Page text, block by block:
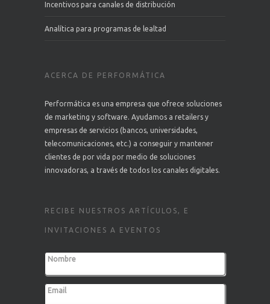
Incentivos para canales de distribución
Analítica para programas de lealtad
ACERCA DE PERFORMÁTICA
Performática es una empresa que ofrece soluciones
de marketing y software. Ayudamos a retailers y
empresas de servicios (bancos, universidades,
telecomunicaciones, etc.) a conseguir y mantener
clientes de por vida por medio de soluciones
innovadoras, a través de todos los canales digitales.
RECIBE NUESTROS ARTÍCULOS, E
INVITACIONES A EVENTOS
Nombre
Email